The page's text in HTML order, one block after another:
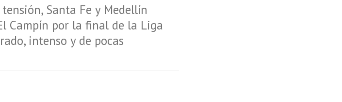
Santa Fe y Medellín
Campín por la final de la Liga
intenso y de pocas